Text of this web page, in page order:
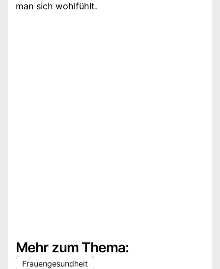
man sich wohlfühlt.
Mehr zum Thema:
Frauengesundheit